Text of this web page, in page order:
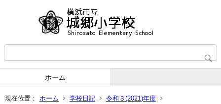
ホーム
現在位置： ホーム 学校日記
令和３(2021)年度